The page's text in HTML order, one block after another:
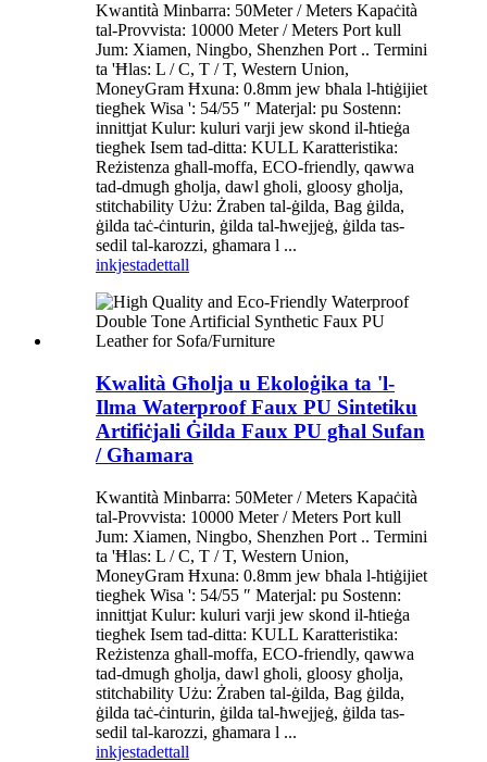
Kwantità Minbarra: 50Meter / Meters Kapaċità
tal-Provvista: 10000 Meter / Meters Port kull
Jum: Xiamen, Ningbo, Shenzhen Port .. Termini
ta 'Ħlas: L / C, T / T, Western Union,
MoneyGram Ħxuna: 0.8mm jew bħala l-ħtiġijiet
tiegħek Wisa ': 54/55 ″ Materjal: pu Sostenn:
innittjat Kulur: kuluri varji jew skond il-ħtieġa
tiegħek Isem tad-ditta: KULL Karatteristika:
Reżistenza għall-moffa, ECO-friendly, qawwa
tad-dmugħ għolja, dawl għoli, gloosy għolja,
stitchability Użu: Żraben tal-ġilda, Bag ġilda,
ġilda taċ-ċinturin, ġilda tal-ħwejjeġ, ġilda tas-
sedil tal-karozzi, għamara l ...
inkjestadettall
Kwalità Għolja u Ekoloġika ta 'l-
Ilma Waterproof Faux PU Sintetiku
Artifiċjali Ġilda Faux PU għal Sufan
/ Għamara
Kwantità Minbarra: 50Meter / Meters Kapaċità
tal-Provvista: 10000 Meter / Meters Port kull
Jum: Xiamen, Ningbo, Shenzhen Port .. Termini
ta 'Ħlas: L / C, T / T, Western Union,
MoneyGram Ħxuna: 0.8mm jew bħala l-ħtiġijiet
tiegħek Wisa ': 54/55 ″ Materjal: pu Sostenn:
innittjat Kulur: kuluri varji jew skond il-ħtieġa
tiegħek Isem tad-ditta: KULL Karatteristika:
Reżistenza għall-moffa, ECO-friendly, qawwa
tad-dmugħ għolja, dawl għoli, gloosy għolja,
stitchability Użu: Żraben tal-ġilda, Bag ġilda,
ġilda taċ-ċinturin, ġilda tal-ħwejjeġ, ġilda tas-
sedil tal-karozzi, għamara l ...
inkjestadettall